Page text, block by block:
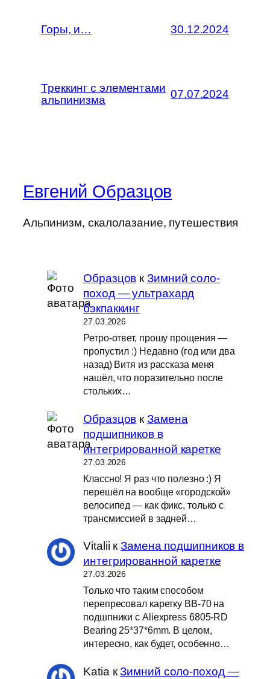
Горы, и… 30.12.2024
Треккинг с элементами
альпинизма
07.07.2024
Евгений Образцов
Альпинизм, скалолазание, путешествия
Образцов кЗимний соло-
поход — ультрахард
бэкпаккинг
27.03.2026
Ретро-ответ, прошу прощения —
пропустил :) Недавно (год или два
назад) Витя из рассказа меня
нашёл, что поразительно после
стольких…
Образцов кЗамена
подшипников в
интегрированной каретке
27.03.2026
Классно! Я раз что полезно :) Я
перешёл на вообще «городской»
велосипед — как фикс, только с
трансмиссией в задней…
Vitalii кЗамена подшипников в
интегрированной каретке
27.03.2026
Только что таким способом
перепресовал каретку BB-70 на
подшпники с Aliexpress 6805-RD
Bearing 25*37*6mm. В целом,
интересно, как будет, особенно…
Katia кЗимний соло-поход —